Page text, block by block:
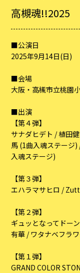
高槻魂!!2025
■公演日
2025年9月14日(日)
■会場
大阪・高槻市立桃園
■出演
【第４弾】
サナダヒデト / 植田
馬 (1曲入魂ステージ
入魂ステージ)
【第３弾】
エハラマサヒロ /
【第２弾】
ギュッとなってドー
有華 / ワタナベフラ
【第１弾】
GRAND COLOR